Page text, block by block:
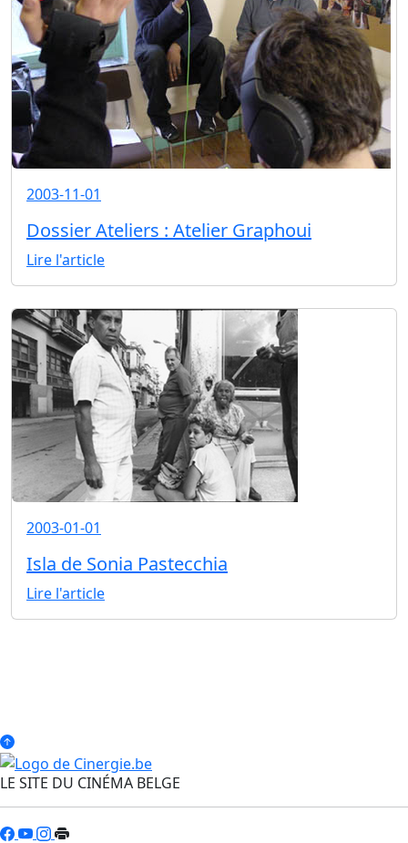
2003-11-01
Dossier Ateliers : Atelier Graphoui
Lire l'article
2003-01-01
Isla de Sonia Pastecchia
Lire l'article
LE SITE DU CINÉMA BELGE